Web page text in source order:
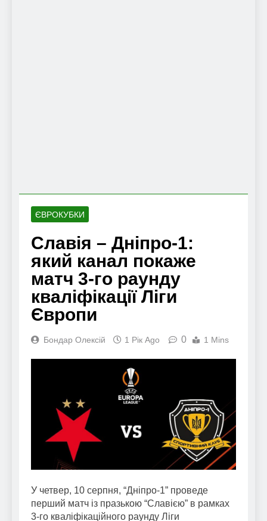
ЄВРОКУБКИ
Славія – Дніпро-1:
який канал покаже
матч 3-го раунду
кваліфікації Ліги
Європи
Бондар Олексій 1 Рік Ago 0 1 Mins
У четвер, 10 серпня, “Дніпро-1” проведе
перший матч із празькою “Славією” в рамках
3-го кваліфікаційного раунду Ліги